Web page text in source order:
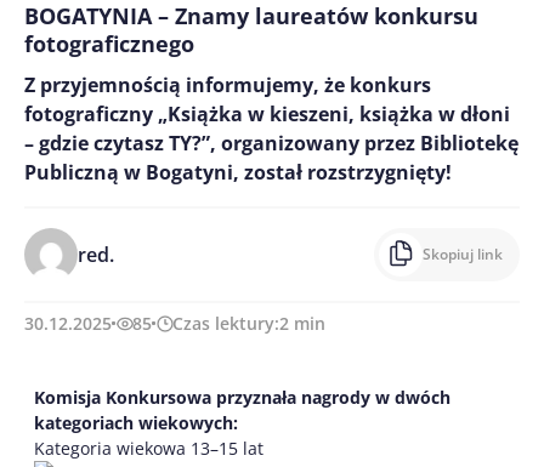
BOGATYNIA – Znamy laureatów konkursu
fotograficznego
Z przyjemnością informujemy, że konkurs
fotograficzny „Książka w kieszeni, książka w dłoni
– gdzie czytasz TY?”, organizowany przez Bibliotekę
Publiczną w Bogatyni, został rozstrzygnięty!
red. Skopiuj link
30.12.2025 85 Czas lektury:2 min
Komisja Konkursowa przyznała nagrody w dwóch
kategoriach wiekowych:
Kategoria wiekowa 13–15 lat